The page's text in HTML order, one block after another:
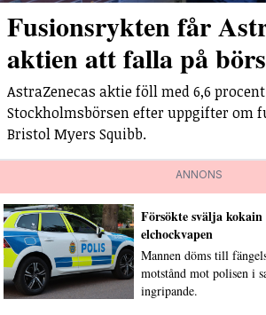
Fusionsrykten får
aktien att falla på
AstraZenecas aktie föll med 6,6
Stockholmsbörsen efter uppgifter om
Bristol Myers Squibb.
ANNONS
Försökte svälja kokain
elchockvapen
Mannen döms till
motstånd mot polisen i
ingripande.